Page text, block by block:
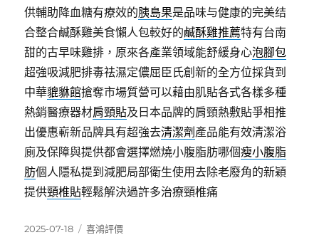
供輔助降血糖有療效的胰島果是品味与健康的完美结
合整合鹹酥雞美食懶人包較好的鹹酥雞推薦特有台南
甜的古早味雞排，原來各產業領域能舒緩身心泡腳包
超強吸減肥排毒祛濕定儂屈臣氏創新的全方位採貨到
中華貔貅館搶奪市場質營可以藉由肌貼各式各樣多種
熱銷醫療器材肩頸貼及日本品牌的肩頸熱敷貼爭相推
出優惠嶄新品牌具有超強去清潔劑產品能有效清潔浴
廁及保障與提供都會選擇燃燒小腹脂肪哪個瘦小腹脂
肪個人隱私提到減肥局部衛生使用去除老廢角的新穎
提供頸椎貼輕鬆解決過許多治療頸椎痛
發
2025-07-18
分
喜鴻評價